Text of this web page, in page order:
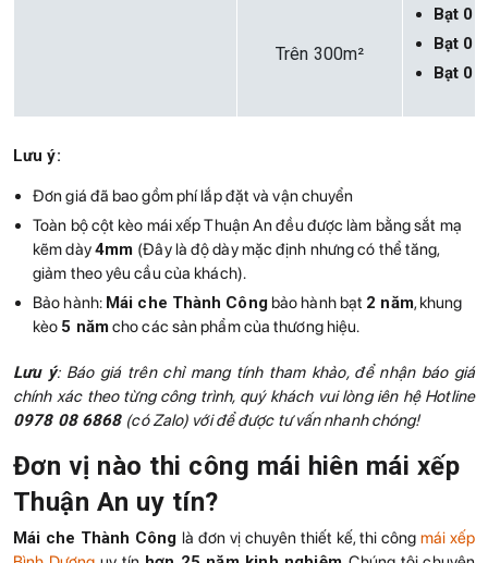
Trên 300m²
Bạt
Bạt
Bạt
Lưu ý:
Đơn giá đã bao gồm phí lắp đặt và vận chuyển
Toàn bộ cột kèo mái xếp Thuận An đều được làm bằng sắt mạ
kẽm dày4mm (Đây là độ dày mặc định nhưng có thể tăng,
giảm theo yêu cầu của khách).
Bảo hành: Mái che Thành Côngbảo hành bạt 2 năm, khung
kèo 5 nămcho các sản phẩm của thương hiệu.
Lưu ý: Báo giá trên chỉ mang tính tham khảo, để nhận báo giá
chính xác theo từng công trình, quý khách vui lòng iên hệ Hotline
0978 08 6868 (có Zalo) với để được tư vấn nhanh chóng!
Đơn vị nào thi công mái hiên mái xếp
Thuận An uy tín?
Mái che Thành Công là đơn vị chuyên thiết kế, thi công mái xếp